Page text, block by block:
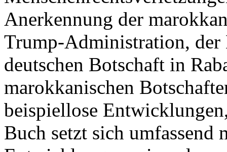
Anerkennung der
Trump-Administration,
deutschen Botschaft in
marokkanischen
beispiellose
Buch setzt sich